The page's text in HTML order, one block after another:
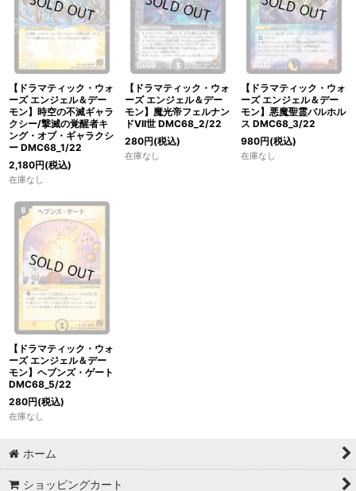
【ドラマティック・ウォ
ーズ エンジェル＆デー
モン】時空の不滅ギャラ
クシー/撃滅の覚醒者キ
ング・オブ・ギャラクシ
ー DMC68_1/22
2,180円(税込)
在庫なし
【ドラマティック・ウォ
ーズ エンジェル＆デー
モン】魔光帝フェルナン
ドVII世 DMC68_2/22
280円(税込)
在庫なし
【ドラマティック・ウォ
ーズ エンジェル＆デー
モン】悪魔聖霊バルホル
ス DMC68_3/22
980円(税込)
在庫なし
【ドラマティック・ウォ
ーズ エンジェル＆デー
モン】ヘブンズ・ゲート
DMC68_5/22
280円(税込)
在庫なし
ホーム
ショッピングカート